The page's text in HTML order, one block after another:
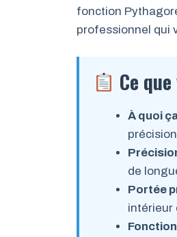
fonction
professionnel qui
Ce
À quoi
de
Portée
intérieur